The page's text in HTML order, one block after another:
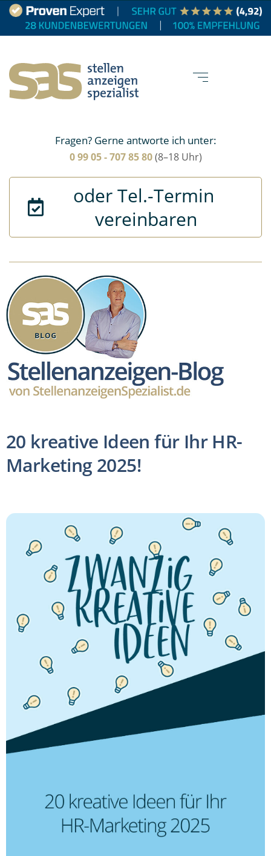
Fragen? Gerne antworte ich unter:
0 99 05 - 707 85 80 (8–18 Uhr)
oder Tel.-Termin
vereinbaren
20 kreative Ideen für Ihr HR-
Marketing 2025!